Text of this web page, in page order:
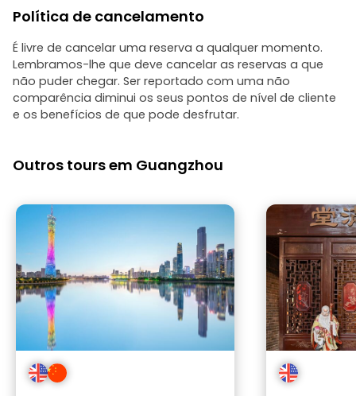
tudo correu na perfeição. Ela pode
de cozinha cantonesa típica para
almoçar ou jantar. Se for a tua primeira
vez na China ou se fizeres uma escala
de um dia em Guangzhou, Shenzhen
ou Hong Kong (embora ela ofereça
mais visitas a outros locais da região),
atualmente, não há guias que falem
espanhol.
Política de cancelamento
É livre de cancelar uma reserva a qualquer momento.
Lembramos-lhe que deve cancelar as reservas a que
não puder chegar. Ser reportado com uma não
comparência diminui os seus pontos de nível de cliente
e os benefícios de que pode desfrutar.
Outros tours em Guangzhou